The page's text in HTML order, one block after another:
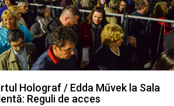
Holograf / Edda Művek la Sala
Reguli de acces